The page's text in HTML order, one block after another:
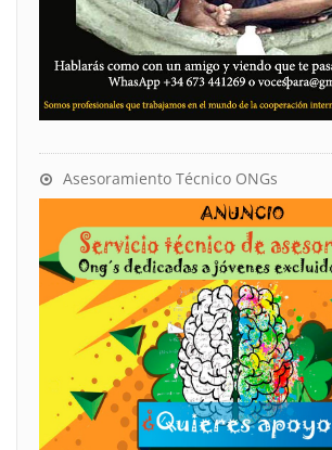
Asesoramiento Técnico ONGs